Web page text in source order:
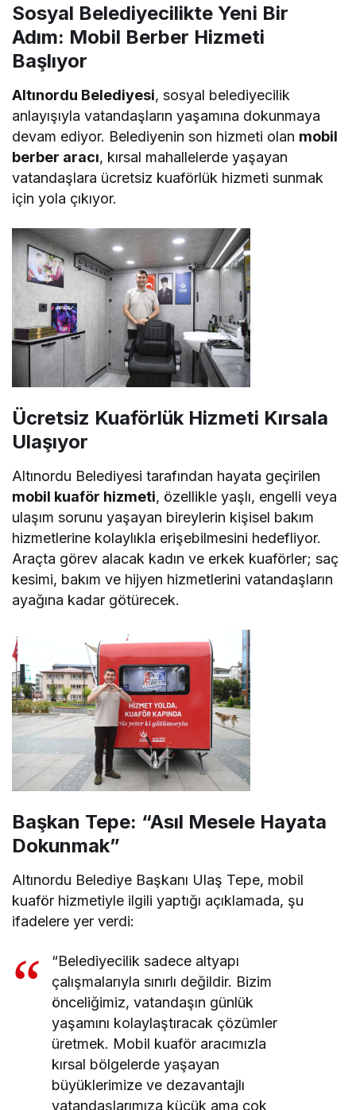
Sosyal Belediyecilikte Yeni Bir
Adım: Mobil Berber Hizmeti
Başlıyor
Altınordu Belediyesi, sosyal belediyecilik
anlayışıyla vatandaşların yaşamına dokunmaya
devam ediyor. Belediyenin son hizmeti olan mobil
berber aracı, kırsal mahallelerde yaşayan
vatandaşlara ücretsiz kuaförlük hizmeti sunmak
için yola çıkıyor.
Ücretsiz Kuaförlük Hizmeti Kırsala
Ulaşıyor
Altınordu Belediyesi tarafından hayata geçirilen
mobil kuaför hizmeti, özellikle yaşlı, engelli veya
ulaşım sorunu yaşayan bireylerin kişisel bakım
hizmetlerine kolaylıkla erişebilmesini hedefliyor.
Araçta görev alacak kadın ve erkek kuaförler; saç
kesimi, bakım ve hijyen hizmetlerini vatandaşların
ayağına kadar götürecek.
Başkan Tepe: “Asıl Mesele Hayata
Dokunmak”
Altınordu Belediye Başkanı Ulaş Tepe, mobil
kuaför hizmetiyle ilgili yaptığı açıklamada, şu
ifadelere yer verdi:
“Belediyecilik sadece altyapı
çalışmalarıyla sınırlı değildir. Bizim
önceliğimiz, vatandaşın günlük
yaşamını kolaylaştıracak çözümler
üretmek. Mobil kuaför aracımızla
kırsal bölgelerde yaşayan
büyüklerimize ve dezavantajlı
vatandaşlarımıza küçük ama çok